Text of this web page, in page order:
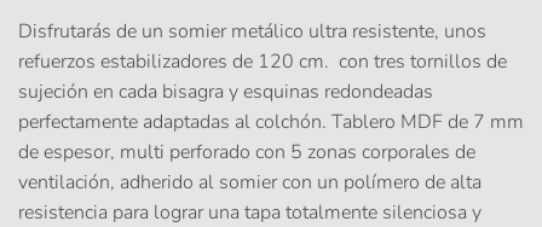
Disfrutarás de un somier metálico ultra resistente, unos
refuerzos estabilizadores de 120 cm. con tres tornillos de
sujeción en cada bisagra y esquinas redondeadas
perfectamente adaptadas al colchón. Tablero MDF de 7 mm
de espesor, multi perforado con 5 zonas corporales de
ventilación, adherido al somier con un polímero de alta
resistencia para lograr una tapa totalmente silenciosa y